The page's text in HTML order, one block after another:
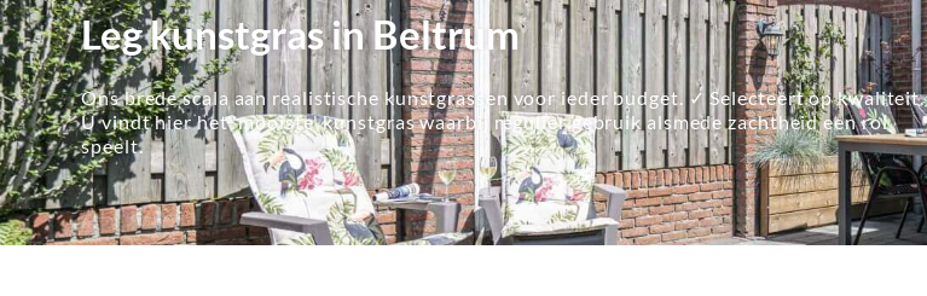
Leg kunstgras in Beltrum
Ons brede scala aan realistische kunstgrassen voor ieder budget. ✓ Selecteert op kwaliteit.
U vindt hier het 'mooiste' kunstgras waarbij regulier gebruik alsmede zachtheid een rol
speelt.